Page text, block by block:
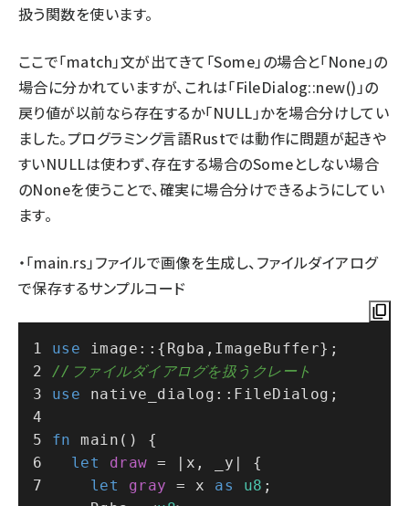
扱う関数を使います。
ここで「match」文が出てきて「Some」の場合と「None」の
場合に分かれていますが、これは「FileDialog::new()」の
戻り値が以前なら存在するか「NULL」かを場合分けしてい
ました。プログラミング言語Rustでは動作に問題が起きや
すいNULLは使わず、存在する場合のSomeとしない場合
のNoneを使うことで、確実に場合分けできるようにしてい
ます。
・「main.rs」ファイルで画像を生成し、ファイルダイアログ
で保存するサンプルコード
use image::{Rgba,ImageBuffer};
//ファイルダイアログを扱うクレート
use native_dialog::FileDialog;
fn main () {
let
draw = |x, _y| {
let
gray = x as u8 ;